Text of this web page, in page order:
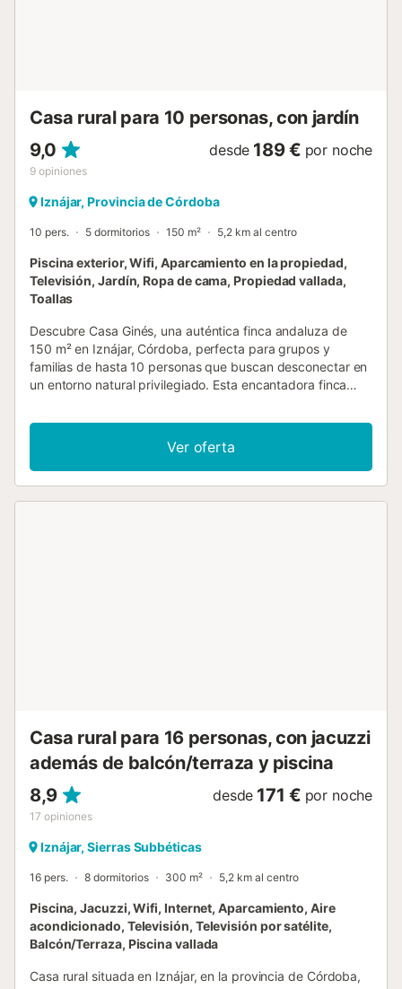
Casa rural para 10 personas, con jardín
9,0
9 opiniones
desde 189 € por noche
Iznájar, Provincia de Córdoba
10 pers. 5 dormitorios 150 m² 5,2 km al centro
Piscina exterior, Wifi, Aparcamiento en la propiedad,
Televisión, Jardín, Ropa de cama, Propiedad vallada,
Toallas
Descubre Casa Ginés, una auténtica finca andaluza de
150 m² en Iznájar, Córdoba, perfecta para grupos y
familias de hasta 10 personas que buscan desconectar en
un entorno natural privilegiado. Esta encantadora finca
camas individuales y cuatro con cama de matrimonio cada
uno. Cuenta con 2 baños completos equipados con
bañera, un amplio salón con chimenea tradicional y una
cocina totalmente equipada con lavavajillas. La propiedad
en coche). Parking privado disponible. Se admiten hasta 2
mascotas pequeñas o medianas. La finca produce su
Ver oferta
Casa rural para 16 personas, con jacuzzi
además de balcón/terraza y piscina
8,9
17 opiniones
desde 171 € por noche
Iznájar, Sierras Subbéticas
16 pers. 8 dormitorios 300 m² 5,2 km al centro
Piscina, Jacuzzi, Wifi, Internet, Aparcamiento, Aire
acondicionado, Televisión, Televisión por satélite,
Balcón/Terraza, Piscina vallada
Casa rural situada en Iznájar, en la provincia de Córdoba,